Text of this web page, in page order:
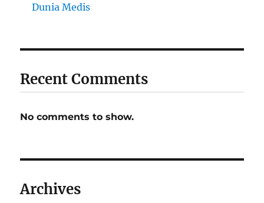
Dunia Medis
Recent Comments
No comments to show.
Archives